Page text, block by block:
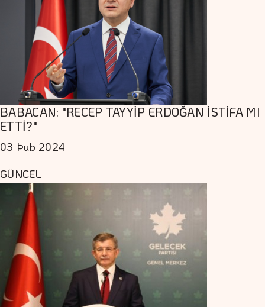
BABACAN: "RECEP TAYYİP ERDOĞAN İSTİFA MI
ETTİ?"
03 Þub 2024
GÜNCEL